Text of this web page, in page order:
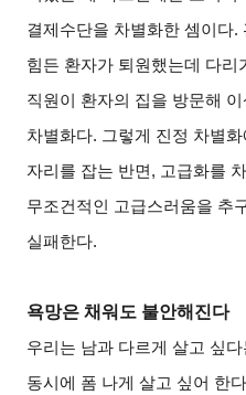
결제수단을 차별화한 셈이다.
힘든 환자가 퇴원했는데 다리
직원이 환자의 집을 방문해
차별화다. 그렇게 진정 차별
자리를 잡는 반면, 고급화를
무조건적인 고급스러움을 추
실패한다.
욕망은 채워도 불안해진다
우리는 남과 다르게 살고 싶
동시에 폼 나게 살고 싶어 한